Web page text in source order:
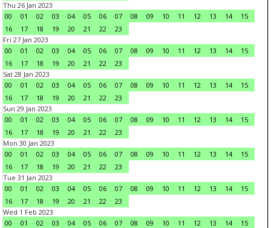
Thu 26 Jan 2023
00
01 02 03 04 05 06 07 08 09 10 11 12 13 14
15
16
17 18 19 20 21 22
23
Fri 27 Jan 2023
00
01 02 03 04 05 06 07 08 09 10 11 12 13 14
15
16
17 18 19 20 21 22
23
Sat 28 Jan 2023
00
01 02 03 04 05 06 07 08 09 10 11 12 13 14
15
16
17 18 19 20 21 22
23
Sun 29 Jan 2023
00
01 02 03 04 05 06 07 08 09 10 11 12 13 14
15
16
17 18 19 20 21 22
23
Mon 30 Jan 2023
00
01 02 03 04 05 06 07 08 09 10 11 12 13 14
15
16
17 18 19 20 21 22
23
Tue 31 Jan 2023
00
01 02 03 04 05 06 07 08 09 10 11 12 13 14
15
16
17 18 19 20 21 22
23
Wed 1 Feb 2023
00
01 02 03 04 05 06 07 08 09 10 11 12 13 14
15